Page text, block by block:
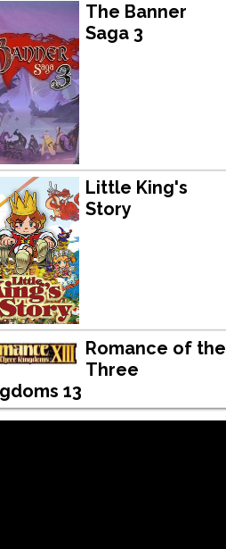
The Banner
Saga 3
Little King's
Story
Romance of the
Three
13